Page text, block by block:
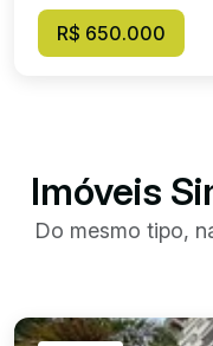
R$ 650.000
Imóveis
Do mesmo tipo,